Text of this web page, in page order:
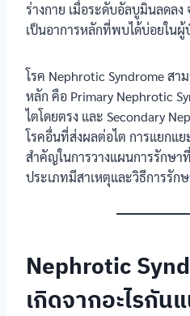
ร่างกาย เมื่อระดับอัลบูมินลดลง
เป็นอาการหลักที่พบได้บ่อยในผู้
โรค Nephrotic Syndrome สา
หลัก คือ Primary Nephrotic
ไตโดยตรง และ Secondary
โรคอื่นที่ส่งผลต่อไต การแยกแย
สำคัญในการวางแผนการรักษา
ประเภทมีสาเหตุและวิธีการรัก
Nephrotic
เกิดจากอะไรกัน